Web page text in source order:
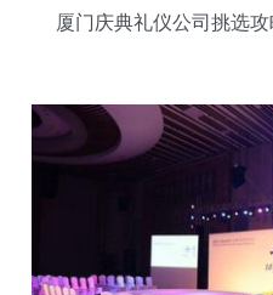
厦门庆典礼仪公司挑选